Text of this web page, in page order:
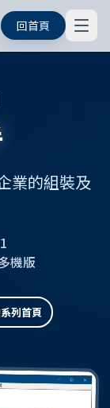
回首頁
業的組裝及
機版
列首頁